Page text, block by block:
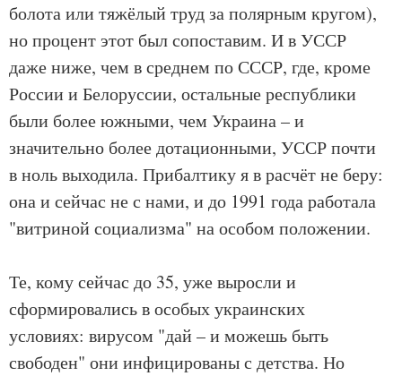
болота или тяжёлый труд за полярным кругом),
но процент этот был сопоставим. И в УССР
даже ниже, чем в среднем по СССР, где, кроме
России и Белоруссии, остальные республики
были более южными, чем Украина – и
значительно более дотационными, УССР почти
в ноль выходила. Прибалтику я в расчёт не беру:
она и сейчас не с нами, и до 1991 года работала
"витриной социализма" на особом положении.
Те, кому сейчас до 35, уже выросли и
сформировались в особых украинских
условиях: вирусом "дай – и можешь быть
свободен" они инфицированы с детства. Но